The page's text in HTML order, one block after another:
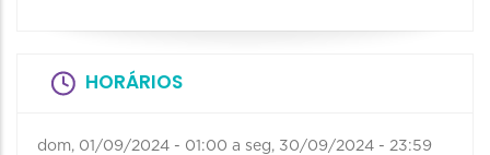
HORÁRIOS
dom, 01/09/2024 - 01:00 a seg, 30/09/2024 - 23:59